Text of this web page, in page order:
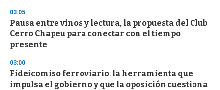
d
s
03:05
Pausa entre vinos y lectura, la propuesta del Club
Cerro Chapeu para conectar con el tiempo
presente
03:00
Fideicomiso ferroviario: la herramienta que
impulsa el gobierno y que la oposición cuestiona